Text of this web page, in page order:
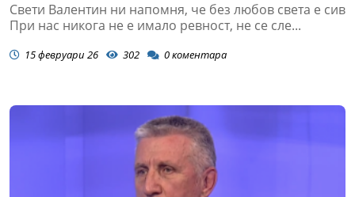
Свети Валентин ни напомня, че без любов света е сив
При нас никога не е имало ревност, не се сле...
15 февруари 26 302 0коментара